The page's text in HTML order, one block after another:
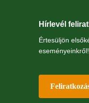
Hírlevél
Értesüljön
eseményeinkről!